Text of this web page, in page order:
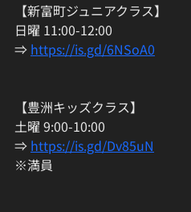
【新富町ジュニアクラス】
日曜 11:00-12:00
⇒ https://is.gd/6NSoA0
【豊洲キッズクラス】
土曜 9:00-10:00
⇒ https://is.gd/Dv85uN
※満員